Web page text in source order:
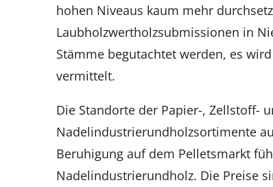
hohen Niveaus kaum mehr
Laubholzwertholzsubmissionen in
Stämme begutachtet werden, es
vermittelt.
Die Standorte der Papier-, Zellstoff-
Nadelindustrierundholzsortimente
Beruhigung auf dem Pelletsmarkt
Nadelindustrierundholz. Die Preise